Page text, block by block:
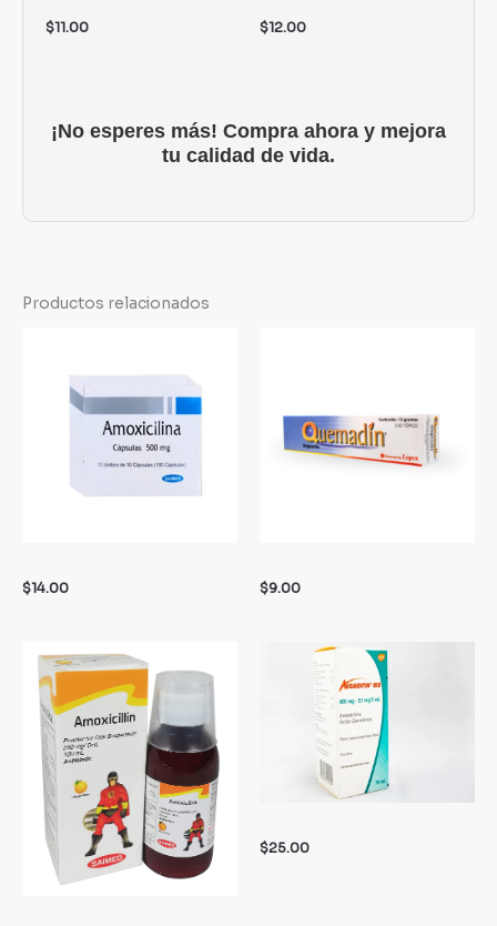
$11.00 $12.00
¡No esperes más! Compra ahora y mejora
tu calidad de vida.
Productos relacionados
$14.00 $9.00
$25.00